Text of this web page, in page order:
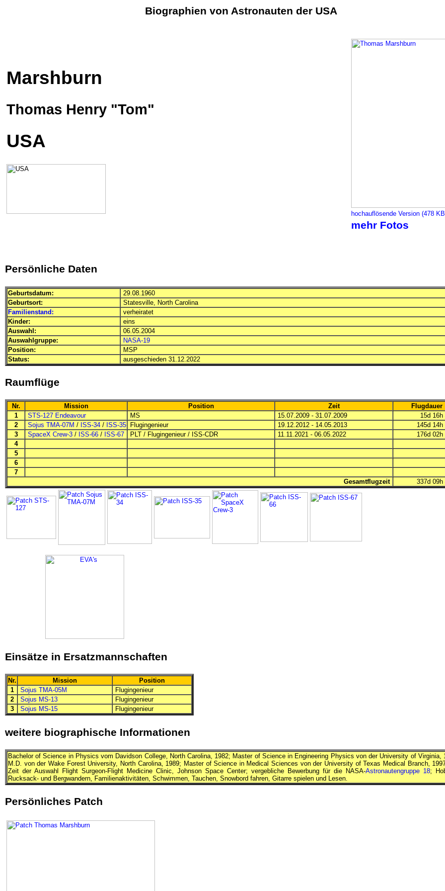
Biographien von Astronauten der USA
Marshburn
Thomas Henry "Tom"
USA
hochauflösende Version (478
mehr Fotos
Persönliche Daten
Geburtsdatum:
29.08.1960
Geburtsort:
Statesville, North Carolina
Familienstand:
verheiratet
Kinder:
eins
Auswahl:
06.05.2004
Auswahlgruppe:
NASA-19
Position:
MSP
Status:
ausgeschieden 31.12.2022
Raumflüge
Nr. Mission Position Zeit
Flugdauer
1
STS-127 Endeavour MS 15.07.2009 - 31.07.2009
15d 16h
2
Sojus TMA-07M / ISS-34 / ISS-35 Flugingenieur 19.12.2012 - 14.05.2013
145d 14h
3
SpaceX Crew-3 / ISS-66 / ISS-67 PLT / Flugingenieur/ ISS-CDR 11.11.2021 - 06.05.2022
176d 02h
4
5
6
7
Gesamtflugzeit
337d 09h
Einsätze in Ersatzmannschaften
Nr. Mission
Position
1
Sojus TMA-05M
Flugingenieur
2
Sojus MS-13
Flugingenieur
3
Sojus MS-15 Flugingenieur
weitere biographische Informationen
Bachelor of Science in Physics vom Davidson College, North Carolina, 1982; Master of Science in Engineering Physics von der University of Virginia,
M.D. von der Wake Forest University, North Carolina, 1989; Master of Science in Medical Sciences von der University of Texas Medical Branch,
Zeit der Auswahl Flight Surgeon-Flight Medicine Clinic, Johnson Space Center; vergebliche Bewerbung für die NASA-Astronautengruppe 18;
Rucksack- und Bergwandern, Familienaktivitäten, Schwimmen, Tauchen, Snowbord fahren, Gitarre spielen und Lesen.
Persönliches Patch